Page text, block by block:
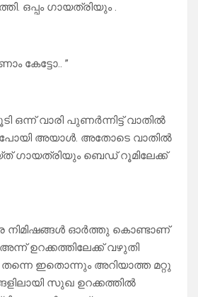
ഒപ്പം ഗായത്രിയും .
കേട്ടോ.. ”
ഒന്ന് വാരി പുണർന്നിട്ട് വാതിൽ
അയാൾ. അതോടെ വാതിൽ
ഗായത്രിയും ബെഡ് റൂമിലേക്ക്
നിമിഷങ്ങൾ ഓർത്തു കൊണ്ടാണ്
ഉറക്കത്തിലേക്ക് വഴുതി
ഇതൊന്നും അറിയാത്ത മറ്റു
സുഖ ഉറക്കത്തിൽ